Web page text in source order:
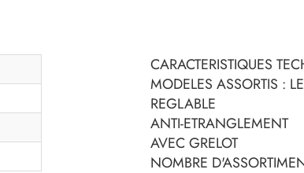
CARACTERISTIQUES
MODELES ASSORTIS :
REGLABLE
ANTI-ETRANGLEMENT
AVEC GRELOT
NOMBRE